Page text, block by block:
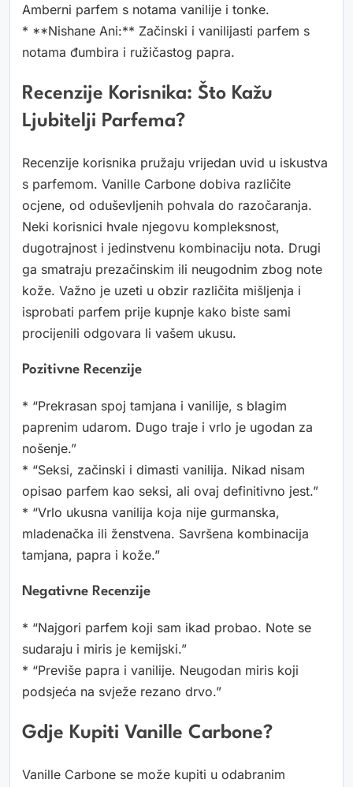
Amberni parfem s notama vanilije i tonke.
* **Nishane Ani:** Začinski i vanilijasti parfem s
notama đumbira i ružičastog papra.
Recenzije Korisnika: Što Kažu
Ljubitelji Parfema?
Recenzije korisnika pružaju vrijedan uvid u iskustva
s parfemom. Vanille Carbone dobiva različite
ocjene, od oduševljenih pohvala do razočaranja.
Neki korisnici hvale njegovu kompleksnost,
dugotrajnost i jedinstvenu kombinaciju nota. Drugi
ga smatraju prezačinskim ili neugodnim zbog note
kože. Važno je uzeti u obzir različita mišljenja i
isprobati parfem prije kupnje kako biste sami
procijenili odgovara li vašem ukusu.
Pozitivne Recenzije
* “Prekrasan spoj tamjana i vanilije, s blagim
paprenim udarom. Dugo traje i vrlo je ugodan za
nošenje.”
* “Seksi, začinski i dimasti vanilija. Nikad nisam
opisao parfem kao seksi, ali ovaj definitivno jest.”
* “Vrlo ukusna vanilija koja nije gurmanska,
mladenačka ili ženstvena. Savršena kombinacija
tamjana, papra i kože.”
Negativne Recenzije
* “Najgori parfem koji sam ikad probao. Note se
sudaraju i miris je kemijski.”
* “Previše papra i vanilije. Neugodan miris koji
podsjeća na svježe rezano drvo.”
Gdje Kupiti Vanille Carbone?
Vanille Carbone se može kupiti u odabranim